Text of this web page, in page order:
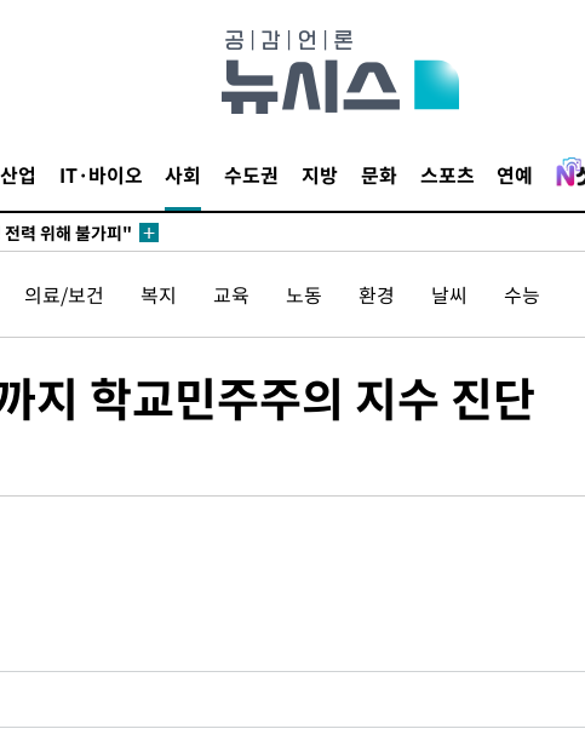
산업 IT·바이오 사회 수도권 지방 문화 스포츠 연예
과달라하라 격파
잠시 꺾인다"
통제권' 수용할까
구회관 등 압수수
윤난실
발
혼조 마감 다우
마감
흔적 포착
의료/보건 복지 교육 노동 환경 날씨 수능
지 학교민주주의 지수 진단